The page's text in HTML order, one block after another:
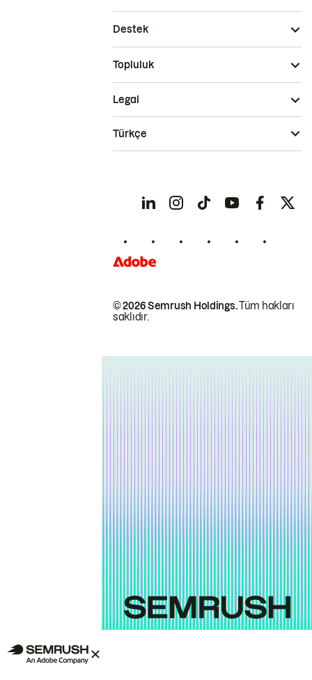
Destek
Topluluk
© 2026 Semrush Holdings.Tüm hakları
saklıdır.
Legal
Türkçe